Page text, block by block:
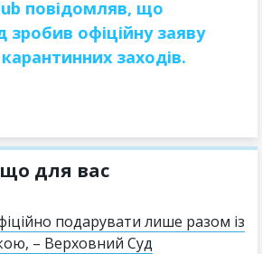
повідомляв, що
зробив офіційну заяву
заходів.
для вас
подарувати лише разом із
– Верховний Суд